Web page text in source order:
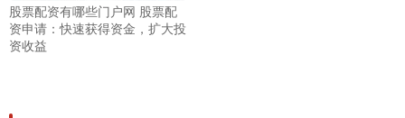
股票配资有哪些门户网 股票配
资申请：快速获得资金，扩大投
资收益